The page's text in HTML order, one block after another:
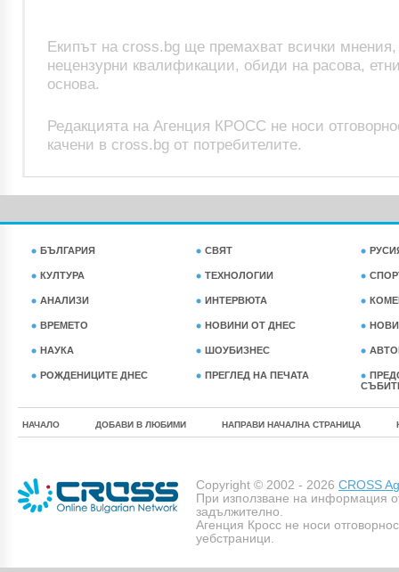
Екипът на cross.bg ще премахват всички
нецензурни квалификации, обиди на расова,
основа.
Редакцията на Агенция КРОСС не носи
качени в cross.bg от потребителите.
БЪЛГАРИЯ СВЯТ
КУЛТУРА ТЕХНОЛОГИИ
АНАЛИЗИ ИНТЕРВЮТА
ВРЕМЕТО НОВИНИ ОТ ДНЕС
НАУКА ШОУБИЗНЕС
РОЖДЕНИЦИТЕ ДНЕС ПРЕГЛЕД НА ПЕЧАТА
НАЧАЛО ДОБАВИ В ЛЮБИМИ НАПРАВИ НАЧАЛНА СТРАНИЦА
Copyright © 2002 - 2026 CROSS
При използване на информация
задължително.
Агенция Кросс не носи
уебстраници.